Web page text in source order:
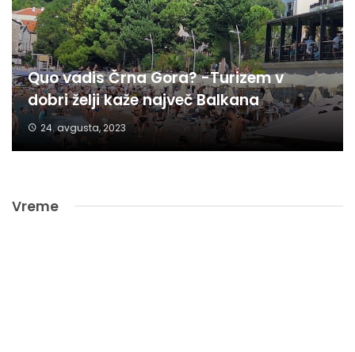
Quo vadis Črna Gora? -Turizem v
dobri želji kaže največ Balkana
24. avgusta, 2023
Vreme